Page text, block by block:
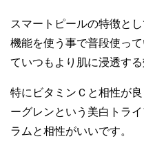
スマートピールの特徴と
機能を使う事で普段使っ
ていつもより肌に浸透す
特にビタミンＣと相性が
ーグレンという美白トラ
ラムと相性がいいです。